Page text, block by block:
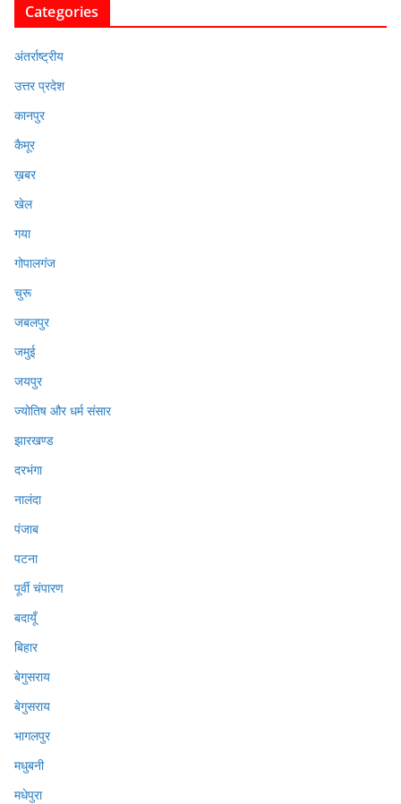
Categories
अंतर्राष्ट्रीय
उत्तर प्रदेश
कानपुर
कैमूर
ख़बर
खेल
गया
गोपालगंज
चुरू
जबलपुर
जमुई
जयपुर
ज्योतिष और धर्म संसार
झारखण्ड
दरभंगा
नालंदा
पंजाब
पटना
पूर्वी चंपारण
बदायूँ
बिहार
बेगुसराय
बेगुसराय
भागलपुर
मधुबनी
मधेपुरा